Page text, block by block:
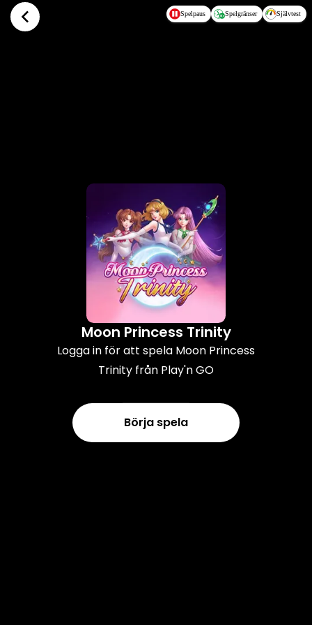
Hoppa till huvudinnehållet Spelpaus Spelgränser Självtest
Moon Princess Trinity
Logga in för att spela Moon Princess
Trinity från Play'n GO
Börja spela